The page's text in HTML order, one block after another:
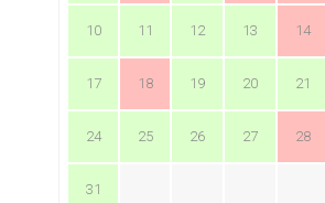
10 11 12 13 14
17 18 19 20 21
24 25 26 27 28
31